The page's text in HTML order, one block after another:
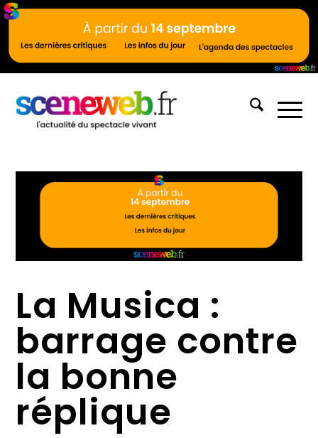
La Musica :
barrage contre
la bonne
réplique